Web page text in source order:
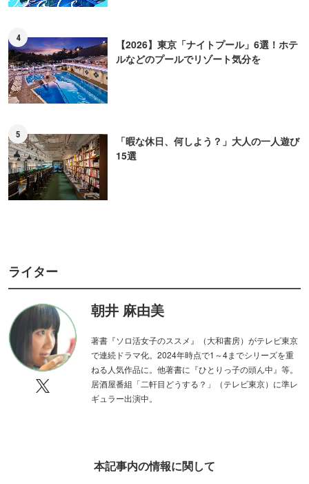
4
【2026】東京「ナイトプール」6選！ホテ
ルなどのプールでリゾート気分を
5
「暇な休日、何しよう？」大人の一人遊び
15選
ライター
朝井 麻由美
著書『ソロ活女子のススメ』（大和書房）がテレビ東京
で連続ドラマ化。2024年時点で1～4までシリーズを重
ねる人気作品に。他著書に『ひとりっ子の頭ん中』等。
居酒屋番組「二軒目どうする？」（テレビ東京）に準レ
ギュラー出演中。
本記事内の情報に関して